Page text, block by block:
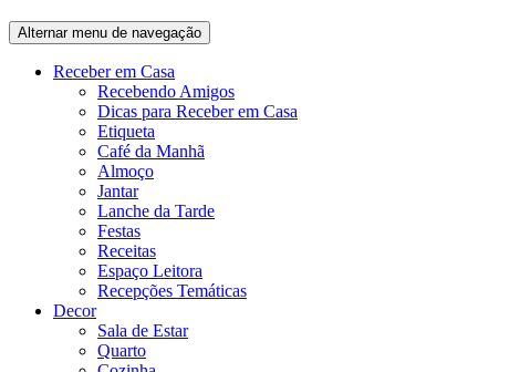
Alternar menu de navegação
Receber em Casa
Recebendo Amigos
Dicas para Receber em Casa
Etiqueta
Café da Manhã
Almoço
Jantar
Lanche da Tarde
Festas
Receitas
Espaço Leitora
Recepções Temáticas
Decor
Sala de Estar
Quarto